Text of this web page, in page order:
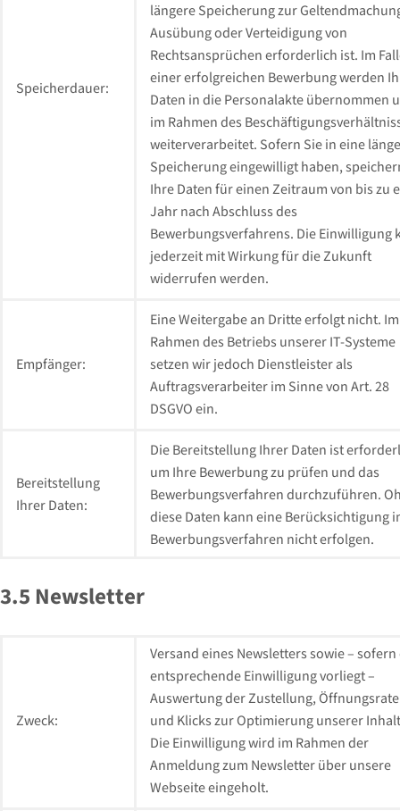
Speicherdauer:
längere Speicherung zur
Ausübung oder Verteidigung von
Rechtsansprüchen erforderlich ist. Im
einer erfolgreichen Bewerbung werden
Daten in die Personalakte übernommen
im Rahmen des
weiterverarbeitet. Sofern Sie in eine
Speicherung eingewilligt haben,
Ihre Daten für einen Zeitraum von bis zu
Jahr nach Abschluss des
Bewerbungsverfahrens. Die Einwilligung
jederzeit mit Wirkung für die Zukunft
widerrufen werden.
Empfänger:
Eine Weitergabe an Dritte erfolgt nicht. Im
Rahmen des Betriebs unserer IT-Systeme
setzen wir jedoch Dienstleister als
Auftragsverarbeiter im Sinne von Art. 28
DSGVO ein.
Bereitstellung
Ihrer Daten:
Die Bereitstellung Ihrer Daten ist
um Ihre Bewerbung zu prüfen und das
Bewerbungsverfahren durchzuführen.
diese Daten kann eine Berücksichtigung
Bewerbungsverfahren nicht erfolgen.
3.5 Newsletter
Zweck:
Versand eines Newsletters sowie – sofern
entsprechende Einwilligung vorliegt –
Auswertung der Zustellung,
und Klicks zur Optimierung unserer
Die Einwilligung wird im Rahmen der
Anmeldung zum Newsletter über unsere
Webseite eingeholt.